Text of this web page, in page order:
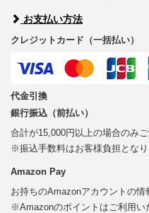
お支払い方法
クレジットカード（一括払い）
代金引換
銀行振込（前払い）
合計が15,000円以上の場合のみご
※振込手数料はお客様負担となり
Amazon Pay
お持ちのAmazonアカウントの情
※Amazonのポイントはご利用い